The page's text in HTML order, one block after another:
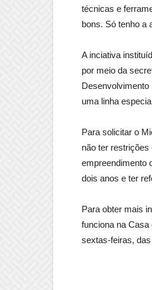
técnicas e
bons. Só tenho a
A inciativa
por meio da
uma linha
Para solicitar o
não ter
empreendimento
dois anos e ter
Para obter mais
funciona na Casa
sextas-feiras,